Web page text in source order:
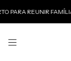
REUNIR FAMÍLIA